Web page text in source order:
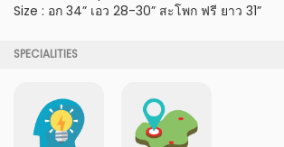
Size : อก 34” เอว 28-30” สะโพก ฟรี ยาว 31”
SPECIALITIES